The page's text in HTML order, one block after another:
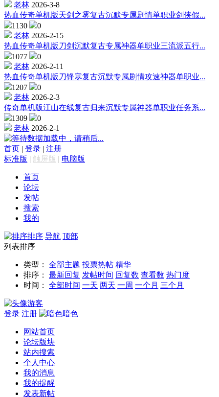
老林 2026-3-8
热血传奇单机版天剑之雾复古沉默专属剧情单职业剑侠假...
1130
0
老林 2026-2-15
热血传奇单机版刀剑沉默复古专属神器单职业三流派五行...
1077
0
老林 2026-2-11
热血传奇单机版刀锋寒复古沉默专属剧情攻速神器单职业...
1207
0
老林 2026-2-3
传奇单机版江山在线复古归来沉默专属神器单职业任务系...
1309
0
老林 2026-2-1
数据加载中，请稍后...
首页 | 登录 | 注册
标准版 | 触屏版 | 电脑版
首页
论坛
发帖
搜索
我的
排序 导航 顶部
列表排序
类型： 全部主题 投票热帖 精华
排序：
最新回复 发帖时间 回复数 查看数 热门度
时间：
全部时间 一天 两天 一周 一个月 三个月
游客
登录 注册 暗色
网站首页
论坛版块
站内搜索
个人中心
我的消息
我的提醒
发表新帖